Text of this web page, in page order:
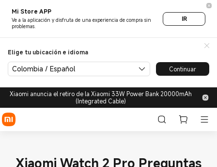
Mi Store APP
Ve a la aplicación y disfruta de una experiencia de compra sin
problemas.
IR
Elige tu ubicación e idioma
Colombia / Español Continuar
Xiaomi anuncia el retiro de la Xiaomi 33W Power Bank 20000mAh
(Integrated Cable)
Xiaomi Watch 2 Pro Preguntas